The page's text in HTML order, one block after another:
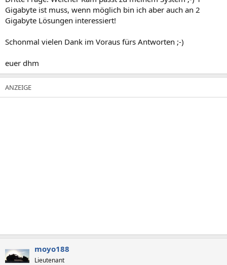
Gigabyte ist muss, wenn möglich bin ich aber auch an 2
Gigabyte Lösungen interessiert!
Schonmal vielen Dank im Voraus fürs Antworten ;-)
euer dhm
moyo188
Lieutenant